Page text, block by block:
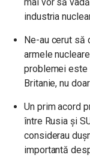
industria
Ne-au cerut să
armele
problemei este
Britanie, nu
Un prim acord
între Rusia și
considerau
importantă